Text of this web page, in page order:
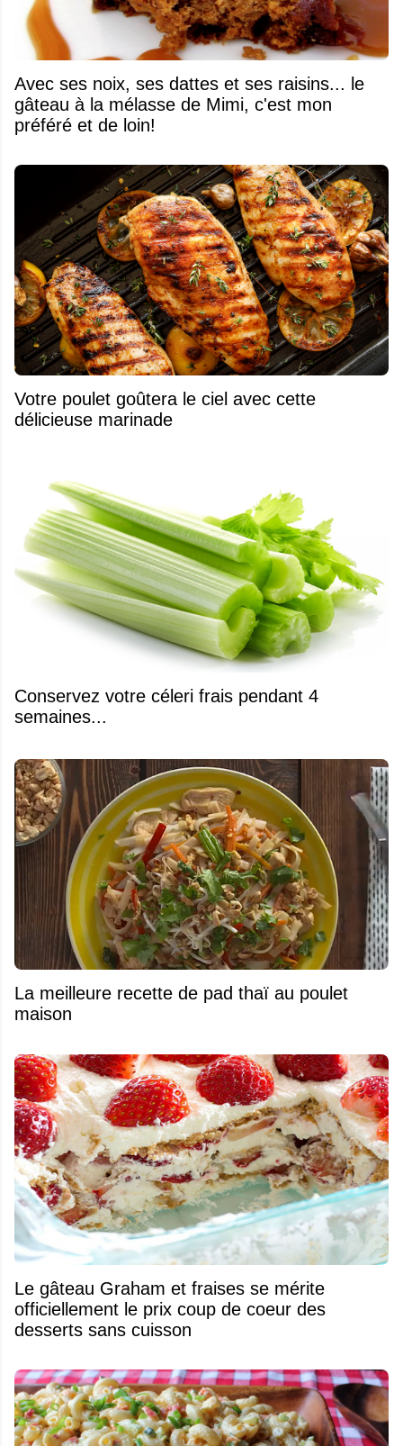
Avec ses noix, ses dattes et ses raisins... le
gâteau à la mélasse de Mimi, c'est mon
préféré et de loin!
Votre poulet goûtera le ciel avec cette
délicieuse marinade
Conservez votre céleri frais pendant 4
semaines...
La meilleure recette de pad thaï au poulet
maison
Le gâteau Graham et fraises se mérite
officiellement le prix coup de coeur des
desserts sans cuisson